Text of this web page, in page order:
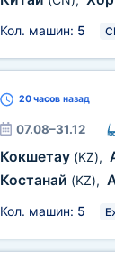
Кол. машин: 5
20 часовназад
07.08–31.12
Кокшетау (KZ),
Костанай (KZ),
Кол. машин: 5